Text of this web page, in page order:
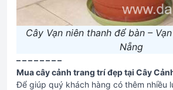
Cây Vạn niên thanh để bàn –
Nẵng
– – – – – – – –
Mua cây cảnh trang trí đẹp tại Cây
Để giúp quý khách hàng có thêm nhiều